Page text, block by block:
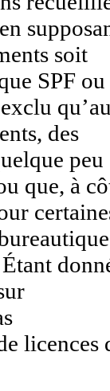
soit
SPF ou
des
peu
que, à
licences